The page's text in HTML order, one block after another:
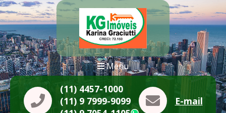
Menu
(11) 4457-1000
(11) 9 7999-9099
E-mail